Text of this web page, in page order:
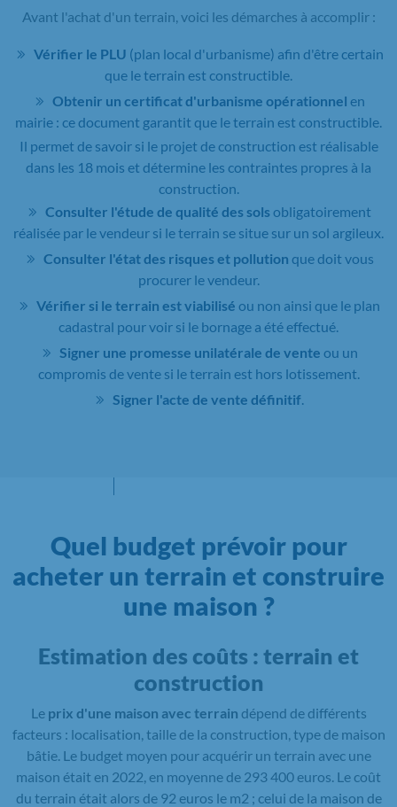
Avant l'achat d'un terrain, voici les démarches à accomplir :
Vérifier le PLU (plan local d'urbanisme) afin d'être certain
que le terrain est constructible.
Obtenir un certificat d'urbanisme opérationnel en
mairie : ce document garantit que le terrain est constructible.
Il permet de savoir si le projet de construction est réalisable
dans les 18 mois et détermine les contraintes propres à la
construction.
Consulter l'étude de qualité des sols obligatoirement
réalisée par le vendeur si le terrain se situe sur un sol argileux.
Consulter l'état des risques et pollution que doit vous
procurer le vendeur.
Vérifier si le terrain est viabilisé ou non ainsi que le plan
cadastral pour voir si le bornage a été effectué.
Signer une promesse unilatérale de vente ou un
compromis de vente si le terrain est hors lotissement.
Signer l'acte de vente définitif
Quel budget prévoir pour
acheter un terrain et construire
une maison ?
Estimation des coûts : terrain et
construction
Le prix d'une maison avec terrain dépend de différents
facteurs : localisation, taille de la construction, type de maison
bâtie. Le budget moyen pour acquérir un terrain avec une
maison était en 2022, en moyenne de 293 400 euros. Le coût
du terrain était alors de 92 euros le m2 ; celui de la maison de